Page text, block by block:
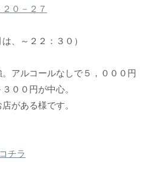
０－２７
、～２２：３０）
アルコールなしで５，０００円
００円が中心。
がある様です。
チラ